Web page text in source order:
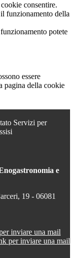
consentire.
funzionamento della
potete
essere
pagina della cookie
Servizi per
e
19 - 06081
inviare una mail
per inviare una mail